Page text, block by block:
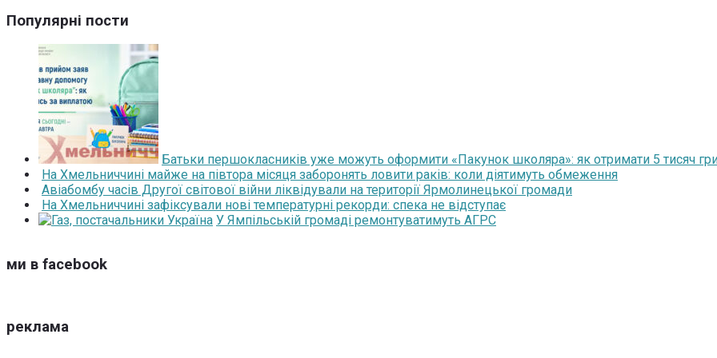
Популярні пости
Батьки першокласників уже можуть оформити «Пакунок школяра»: як отримати 5 тисяч
На Хмельниччині майже на півтора місяця заборонять ловити раків: коли діятимуть обмеження
Авіабомбу часів Другої світової війни ліквідували на території Ярмолинецької громади
На Хмельниччині зафіксували нові температурні рекорди: спека не відступає
У Ямпільській громаді ремонтуватимуть АГРС
ми в facebook
реклама